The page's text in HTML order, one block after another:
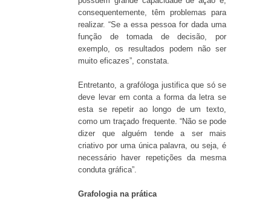
consequentemente, têm problemas para
realizar. “Se a essa pessoa for dada uma
função de tomada de decisão, por
exemplo, os resultados podem não ser
muito eficazes”, constata.
Entretanto, a grafóloga justifica que só se
deve levar em conta a forma da letra se
esta se repetir ao longo de um texto,
como um traçado frequente. “Não se pode
dizer que alguém tende a ser mais
criativo por uma única palavra, ou seja, é
necessário haver repetições da mesma
conduta gráfica”.
Grafologia na prática